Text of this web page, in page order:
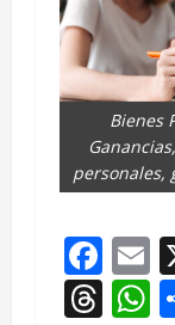
Bienes
personales,